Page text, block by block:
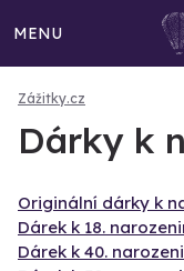
MENU
Zážitky.cz
Dárky k
Originální dárky k
Dárek k 18.
Dárek k 40.